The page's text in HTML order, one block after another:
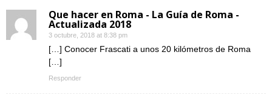
Que hacer en Roma - La Guía de Roma -
Actualizada 2018
3 octubre, 2018 at 8:38 pm
[…] Conocer Frascati a unos 20 kilómetros de Roma
[…]
Responder